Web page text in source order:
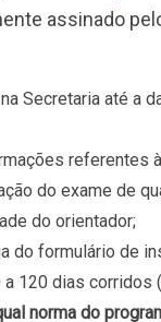
assinado
Secretaria até a
referentes
do exame de
do orientador;
do formulário de
120 dias corridos (
norma do